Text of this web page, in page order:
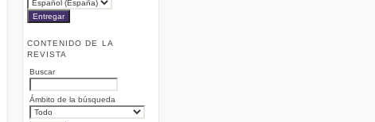
CONTENIDO DE LA
REVISTA
Buscar
Ámbito de la búsqueda